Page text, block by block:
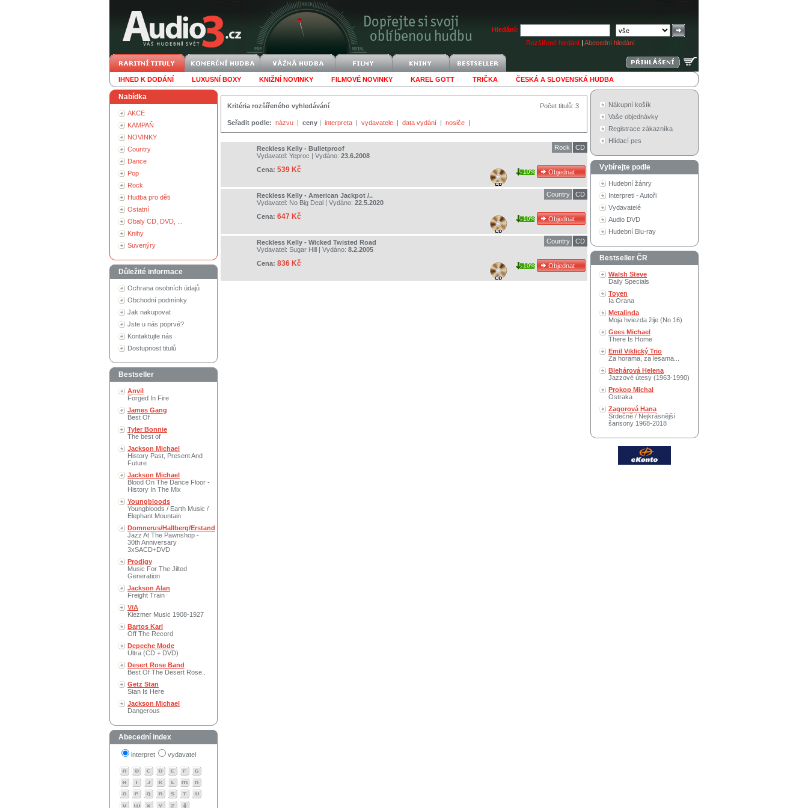
Hledání:
Rozšířené hledání | Abecední hledání
IHNED K DODÁNÍ LUXUSNÍ BOXY KNIŽNÍ NOVINKY FILMOVÉ NOVINKY KAREL GOTT TRIČKA ČESKÁ A SLOVENSKÁ HUDBA
Nabídka
AKCE
KAMPAŇ
NOVINKY
Country
Dance
Pop
Rock
Hudba pro děti
Ostatní
Obaly CD, DVD, ...
Knihy
Suvenýry
Důležité informace
Ochrana osobních údajů
Obchodní podmínky
Jak nakupovat
Jste u nás poprvé?
Kontaktujte nás
Dostupnost titulů
Bestseller
Anvil
Forged In Fire
James Gang
Best Of
Tyler Bonnie
The best of
Jackson Michael
History Past, Present And
Future
Jackson Michael
Blood On The Dance Floor -
History In The Mix
Youngbloods
Youngbloods / Earth Music /
Elephant Mountain
Domnerus/Hallberg/Erstand
Jazz At The Pawnshop -
30th Anniversary
3xSACD+DVD
Prodigy
Music For The Jilted
Generation
Jackson Alan
Freight Train
V/A
Klezmer Music 1908-1927
Bartos Karl
Off The Record
Depeche Mode
Ultra (CD + DVD)
Desert Rose Band
Best Of The Desert Rose..
Getz Stan
Stan Is Here
Jackson Michael
Dangerous
Abecední index
interpret vydavatel
Počet titulů: 3
Kritéria rozšířeného vyhledávání
Seřadit podle: názvu | ceny | interpreta | vydavatele | data vydání | nosiče |
Reckless Kelly - Bulletproof
Vydavatel: Yeproc | Vydáno: 23.6.2008
Cena: 539 Kč
CD
Rock
10%
Reckless Kelly - American Jackpot /..
Vydavatel: No Big Deal | Vydáno: 22.5.2020
Cena: 647 Kč
CD
Country
10%
Reckless Kelly - Wicked Twisted Road
Vydavatel: Sugar Hill | Vydáno: 8.2.2005
Cena: 836 Kč
CD
Country
10%
Nákupní košík
Vaše objednávky
Registrace zákazníka
Hlídací pes
Vybírejte podle
Hudební žánry
Interpreti - Autoři
Vydavatelé
Audio DVD
Hudební Blu-ray
Bestseller ČR
Walsh Steve
Daily Specials
Toyen
Ia Orana
Metalinda
Moja hviezda žije (No 16)
Gees Michael
There Is Home
Emil Viklický Trio
Za horama, za lesama...
Blehárová Helena
Jazzové útesy (1963-1990)
Prokop Michal
Ostraka
Zagorová Hana
Srdečně / Nejkrásnější
šansony 1968-2018